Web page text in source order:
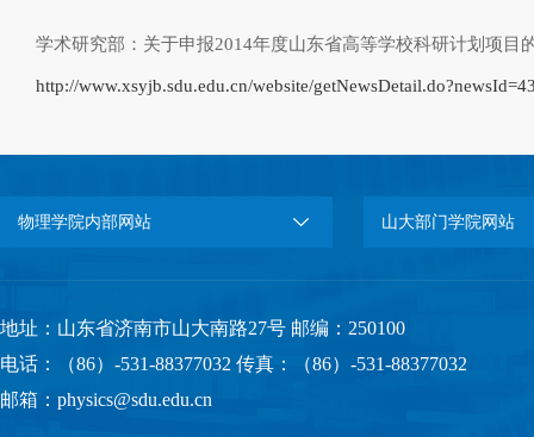
学术研究部：关于申报2014年度山东省高等学校科研计划项目
http://www.xsyjb.sdu.edu.cn/website/
物理学院内部网站 山大部门学院网站
地址：山东省济南市山大南路27号 邮编：250100
电话：（86）-531-88377032 传真：（86）-531-88377032
邮箱：physics@sdu.edu.cn